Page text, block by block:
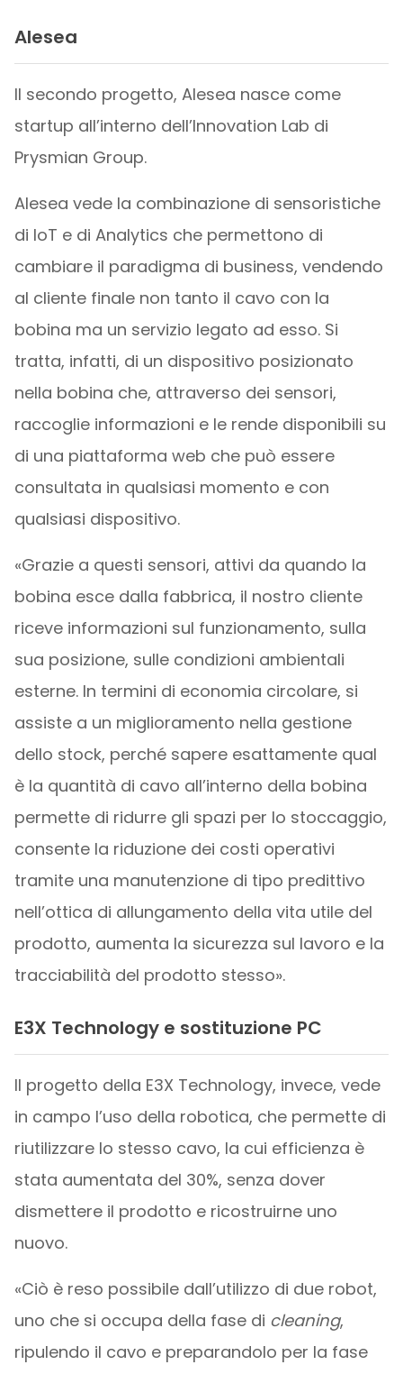
Alesea
Il secondo progetto, Alesea nasce come
startup all’interno dell’Innovation Lab di
Prysmian Group.
Alesea vede la combinazione di sensoristiche
di IoT e di Analytics che permettono di
cambiare il paradigma di business, vendendo
al cliente finale non tanto il cavo con la
bobina ma un servizio legato ad esso. Si
tratta, infatti, di un dispositivo posizionato
nella bobina che, attraverso dei sensori,
raccoglie informazioni e le rende disponibili su
di una piattaforma web che può essere
consultata in qualsiasi momento e con
qualsiasi dispositivo.
«Grazie a questi sensori, attivi da quando la
bobina esce dalla fabbrica, il nostro cliente
riceve informazioni sul funzionamento, sulla
sua posizione, sulle condizioni ambientali
esterne. In termini di economia circolare, si
assiste a un miglioramento nella gestione
dello stock, perché sapere esattamente qual
è la quantità di cavo all’interno della bobina
permette di ridurre gli spazi per lo stoccaggio,
consente la riduzione dei costi operativi
tramite una manutenzione di tipo predittivo
nell’ottica di allungamento della vita utile del
prodotto, aumenta la sicurezza sul lavoro e la
tracciabilità del prodotto stesso».
E3X Technology e sostituzione PC
Il progetto della E3X Technology, invece, vede
in campo l’uso della robotica, che permette di
riutilizzare lo stesso cavo, la cui efficienza è
stata aumentata del 30%, senza dover
dismettere il prodotto e ricostruirne uno
nuovo.
«Ciò è reso possibile dall’utilizzo di due robot,
uno che si occupa della fase di cleaning,
ripulendo il cavo e preparandolo per la fase